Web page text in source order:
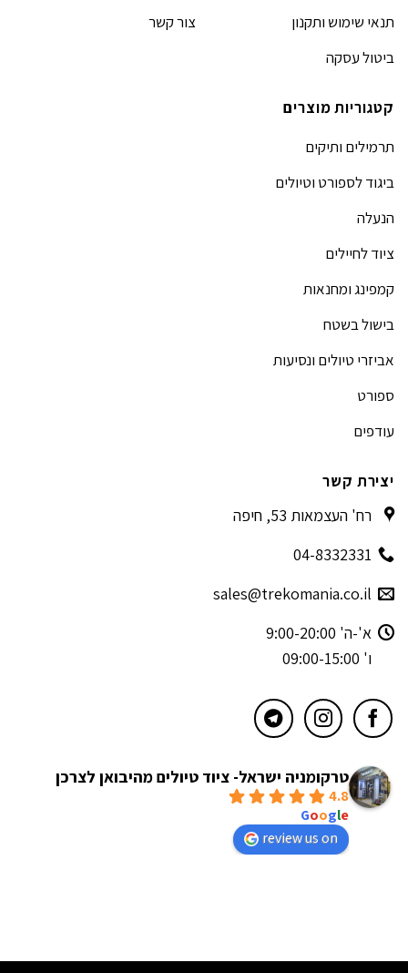
תנאי שימוש ותקנון
ביטול עסקה
צור קשר
קטגוריות מוצרים
תרמילים ותיקים
ביגוד לספורט וטיולים
הנעלה
ציוד לחיילים
קמפינג ומחנאות
בישול בשטח
אביזרי טיולים ונסיעות
ספורט
עודפים
יצירת קשר
רח' העצמאות 53, חיפה
04-8332331
sales@trekomania.co.il
א'-ה' 9:00-20:00
ו' 09:00-15:00
טרקומניה ישראל- ציוד טיולים מהיבואן לצרכן
4.8
Google
review us on